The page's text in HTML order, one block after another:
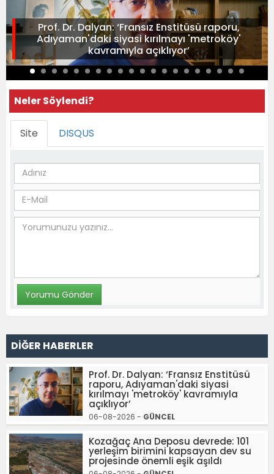
Prof. Dr. Dalyan: ‘Fransız Enstitüsü raporu,
Adıyaman'daki siyasi kırılmayı 'metroköy'
kavramıyla açıklıyor’
Neler Söylendi?
Site DISQUS
DİĞER HABERLER
Prof. Dr. Dalyan: ‘Fransız Enstitüsü
raporu, Adıyaman'daki siyasi
kırılmayı 'metroköy' kavramıyla
açıklıyor’
06-08-2026 - GÜNCEL
Kozağaç Ana Deposu devrede: 101
yerleşim birimini kapsayan dev su
projesinde önemli eşik aşıldı